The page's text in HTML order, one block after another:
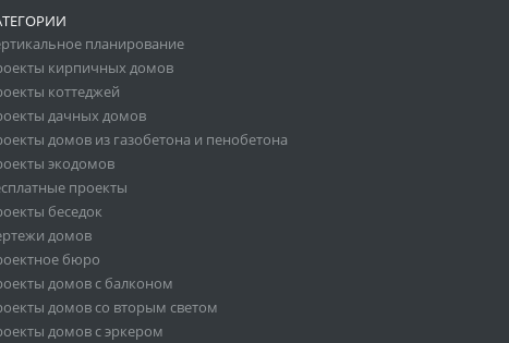
планирование
кирпичных домов
коттеджей
дачных домов
домов из газобетона и пенобетона
экодомов
проекты
беседок
домов
бюро
домов с балконом
домов со вторым светом
домов с эркером